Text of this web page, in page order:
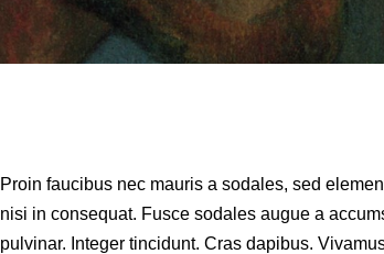
Proin faucibus nec mauris a sodales, sed
nisi in consequat. Fusce sodales augue a
pulvinar. Integer tincidunt. Cras dapibus.